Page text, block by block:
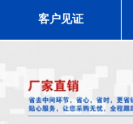
客户见证